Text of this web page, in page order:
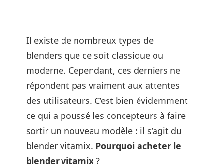
Il existe de nombreux types de
blenders que ce soit classique ou
moderne. Cependant, ces derniers ne
répondent pas vraiment aux attentes
des utilisateurs. C’est bien évidemment
ce qui a poussé les concepteurs à faire
sortir un nouveau modèle : il s’agit du
blender vitamix. Pourquoi acheter le
blender vitamix ?